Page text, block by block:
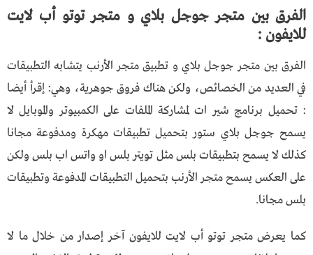
الفرق بين متجر جوجل بلاي و متجر توتو أب لايت
للايفون :
الفرق بين متجر جوجل بلاي و تطبيق متجر الأرنب يتشابه التطبيقات
في العديد من الخصائص، ولكن هناك فروق جوهرية، وهي: إقرأ أيضا
: تحميل برنامج شير ات لمشاركة الملفات على الكمبيوتر والموبايل لا
يسمح جوجل بلاي ستور بتحميل تطبيقات مهكرة ومدفوعة مجانا
كذلك لا يسمح بتطبيقات بلس مثل تويتر بلس او واتس اب بلس ولكن
على العكس يسمح متجر الأرنب بتحميل التطبيقات المدفوعة وتطبيقات
بلس مجانا.
كما يعرض متجر توتو أب لايت للايفون آخر إصدار من خلال ما لا